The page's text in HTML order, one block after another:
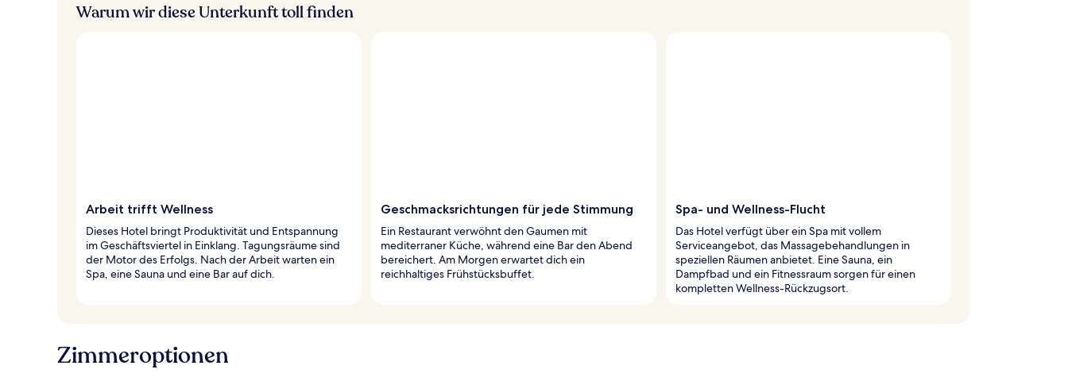
Warum wir diese Unterkunft toll finden
Arbeit trifft Wellness
Dieses Hotel bringt Produktivität und Entspannung
im Geschäftsviertel in Einklang. Tagungsräume sind
der Motor des Erfolgs. Nach der Arbeit warten ein
Spa, eine Sauna und eine Bar auf dich.
Geschmacksrichtungen für jede Stimmung
Ein Restaurant verwöhnt den Gaumen mit
mediterraner Küche, während eine Bar den Abend
bereichert. Am Morgen erwartet dich ein
reichhaltiges Frühstücksbuffet.
Spa- und Wellness-Flucht
Das Hotel verfügt über ein Spa mit vollem
Serviceangebot, das Massagebehandlungen in
speziellen Räumen anbietet. Eine Sauna, ein
Dampfbad und ein Fitnessraum sorgen für einen
kompletten Wellness-Rückzugsort.
Zimmeroptionen